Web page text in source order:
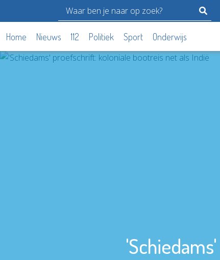
Home Nieuws 112 Politiek Sport Onderwijs